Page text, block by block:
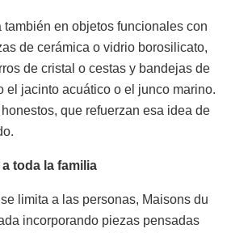
también en objetos funcionales con
de cerámica o vidrio borosilicato,
de cristal o cestas y bandejas de
el jacinto acuático o el junco marino.
que refuerzan esa idea de
toda la familia
limita a las personas, Maisons du
incorporando piezas pensadas